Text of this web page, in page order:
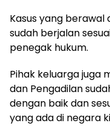
Kasus yang berawal
sudah berjalan
penegak hukum.
Pihak keluarga juga
dan Pengadilan
dengan baik dan
yang ada di negara